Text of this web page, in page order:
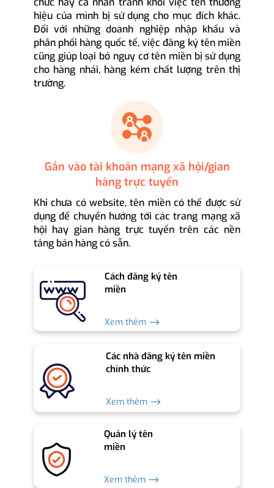
hiệu của mình bị sử dụng cho mục đích khác.
Đối với những doanh nghiệp nhập khẩu và
phân phối hàng quốc tế, việc đăng ký tên miền
cũng giúp loại bỏ nguy cơ tên miền bị sử dụng
cho hàng nhái, hàng kém chất lượng trên thị
trường.
Gắn vào tài khoản mạng xã hội/gian
hàng trực tuyến
Khi chưa có website, tên miền có thể được sử
dụng để chuyển hướng tới các trang mạng xã
hội hay gian hàng trực tuyến trên các nền
tảng bán hàng có sẵn.
Cách đăng ký tên
miền
Xem thêm ⟶
Các nhà đăng ký tên miền
chính thức
Xem thêm ⟶
Quản lý tên
miền
Xem thêm ⟶